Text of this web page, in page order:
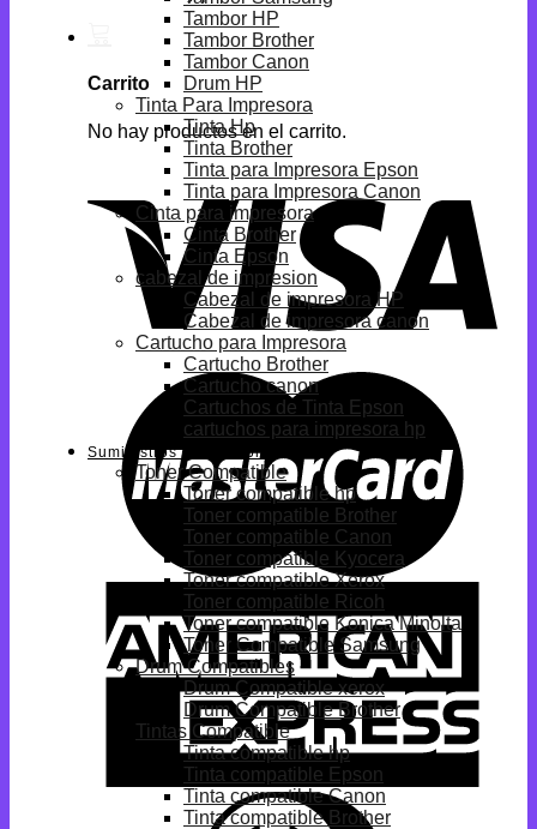
Carrito
No hay productos en el carrito.
Tambor HP
Tambor Brother
Tambor Canon
Drum HP
Tinta Para Impresora
Tinta Hp
Tinta Brother
Tinta para Impresora Epson
Tinta para Impresora Canon
Cinta para impresora
Cinta Brother
Cinta Epson
cabezal de impresion
Cabezal de impresora HP
Cabezal de impresora canon
Cartucho para Impresora
Cartucho Brother
Cartucho canon
Cartuchos de Tinta Epson
cartuchos para impresora hp
Suministros Compatibles
Toner Compatible
Toner compatible hp
Toner compatible Brother
Toner compatible Canon
Toner compatible Kyocera
Toner compatible Xerox
Toner compatible Ricoh
Toner compatible Konica Minolta
Toner Compatible Samsung
Drum Compatibles
Drum Compatible xerox
Drum Compatible Brother
Tintas Compatible
Tinta compatible hp
Tinta compatible Epson
Tinta compatible Canon
Tinta compatible Brother